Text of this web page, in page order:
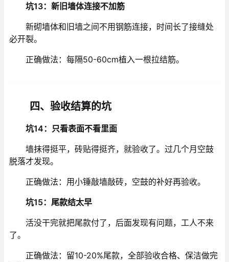
坑13：新旧墙体连接不加筋
新砌墙体和旧墙之间不用钢筋连接，时间长了接缝处
必开裂。
正确做法：每隔50-60cm植入一根拉结筋。
四、验收结算的坑
坑14：只看表面不看里面
墙抹得挺平，砖贴得挺齐，就验收了。过几个月空鼓
脱落才发现。
正确做法：用小锤敲墙敲砖，空鼓的补好再验收。
坑15：尾款结太早
活没干完就把尾款付了，后面发现有问题，工人不来
了。
正确做法：留10-20%尾款，全部验收合格、保洁做完